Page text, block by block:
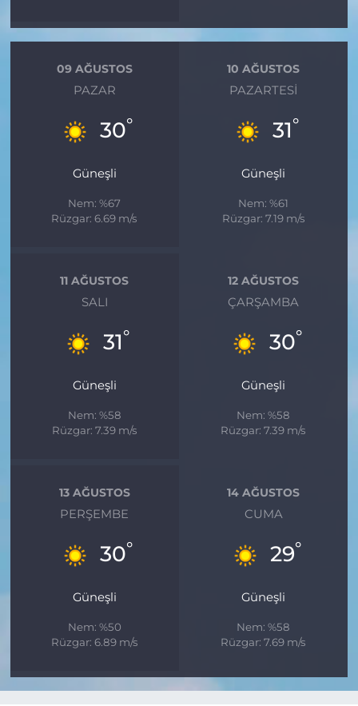
09 AĞUSTOS
PAZAR
30°
Güneşli
Nem: %67
Rüzgar: 6.69 m/s
10 AĞUSTOS
PAZARTESI
31°
Güneşli
Nem: %61
Rüzgar: 7.19 m/s
11 AĞUSTOS
SALI
31°
Güneşli
Nem: %58
Rüzgar: 7.39 m/s
12 AĞUSTOS
ÇARŞAMBA
30°
Güneşli
Nem: %58
Rüzgar: 7.39 m/s
13 AĞUSTOS
PERŞEMBE
30°
Güneşli
Nem: %50
Rüzgar: 6.89 m/s
14 AĞUSTOS
CUMA
29°
Güneşli
Nem: %58
Rüzgar: 7.69 m/s